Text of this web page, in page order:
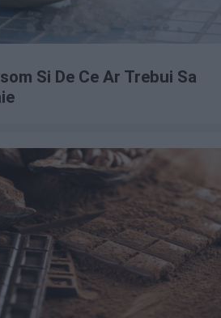
Si De Ce Ar Trebui Sa